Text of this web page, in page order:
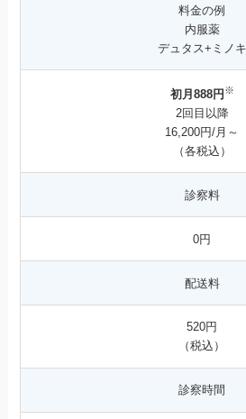
料金の例
内服薬
デュタス+ミノキ
初月888円 ※
2回目以降
16,200円/月～
（各税込）
診察料
0円
配送料
520円
（税込）
診察時間